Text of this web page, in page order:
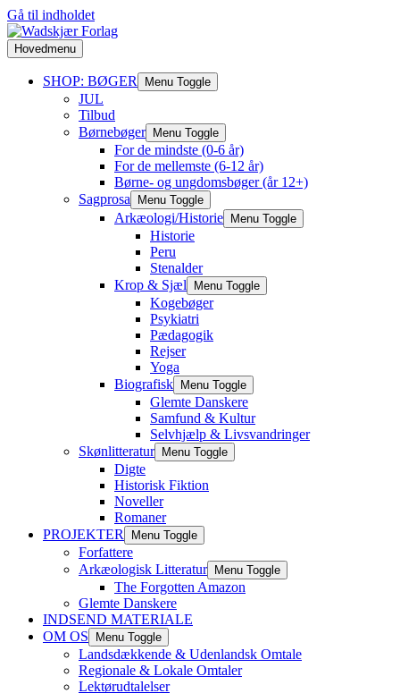
Gå til indholdet
Hovedmenu
SHOP: BØGER Menu Toggle
JUL
Tilbud
Børnebøger
Menu Toggle
For de mindste (0-6 år)
For de mellemste (6-12 år)
Børne- og ungdomsbøger (år 12+)
Sagprosa
Menu Toggle
Arkæologi/Historie Menu Toggle
Historie
Peru
Stenalder
Krop & Sjæl
Menu Toggle
Kogebøger
Psykiatri
Pædagogik
Rejser
Yoga
Biografisk
Menu Toggle
Glemte Danskere
Samfund & Kultur
Selvhjælp & Livsvandringer
Skønlitteratur
Menu Toggle
Digte
Historisk Fiktion
Noveller
Romaner
PROJEKTER
Menu Toggle
Forfattere
Arkæologisk Litteratur
Menu Toggle
The Forgotten Amazon
Glemte Danskere
INDSEND MATERIALE
OM OS
Menu Toggle
Landsdækkende & Udenlandsk Omtale
Regionale & Lokale Omtaler
Lektørudtalelser